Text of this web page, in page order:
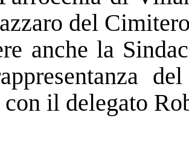
del
anche la
il delegato